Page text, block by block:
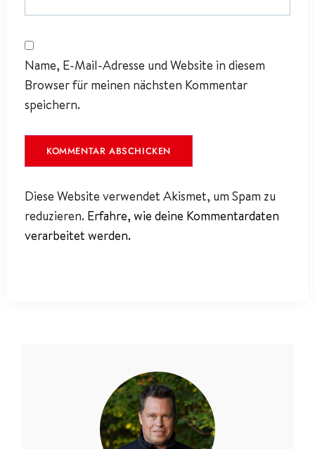
Name, E-Mail-Adresse und Website in diesem
Browser für meinen nächsten Kommentar
speichern.
Diese Website verwendet Akismet, um Spam zu
reduzieren. Erfahre, wie deine Kommentardaten
verarbeitet werden.